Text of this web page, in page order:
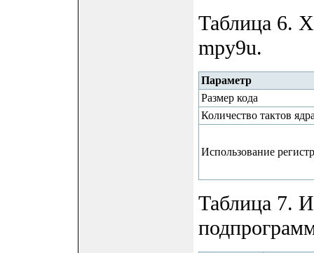
Таблица 6.
mpy9u.
Параметр
Размер кода
Количество тактов
Использование
Таблица 7.